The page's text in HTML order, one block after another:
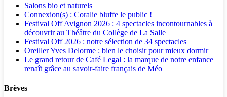
Salons bio et naturels
Connexion(s) : Coralie bluffe le public !
Festival Off Avignon 2026 : 4 spectacles incontournables à
découvrir au Théâtre du Collège de La Salle
Festival Off 2026 : notre sélection de 34 spectacles
Oreiller Yves Delorme : bien le choisir pour mieux dormir
Le grand retour de Café Legal : la marque de notre enfance
renaît grâce au savoir-faire français de Méo
Brèves